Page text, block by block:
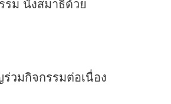
วมกิจกรรมต่อเนื่อง